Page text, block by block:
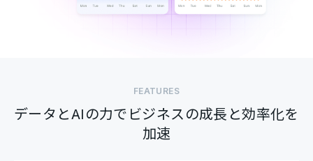
FEATURES
データとAIの力でビジネスの成長と効率化を
加速